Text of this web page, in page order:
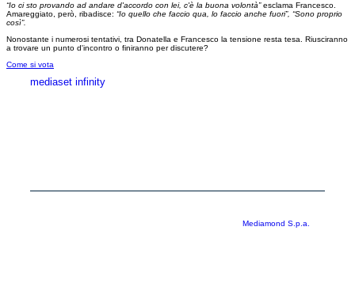
“Io ci sto provando ad andare d'accordo con lei, c'è la buona volontà”esclama Francesco.
Amareggiato, però, ribadisce: “Io quello che faccio qua, lo faccio anche fuori”, “Sono proprio
così”.
Nonostante i numerosi tentativi, tra Donatella e Francesco la tensione resta tesa. Riusciranno
a trovare un punto d'incontro o finiranno per discutere?
Come si vota
mediaset infinity
Mediamond S.p.a.